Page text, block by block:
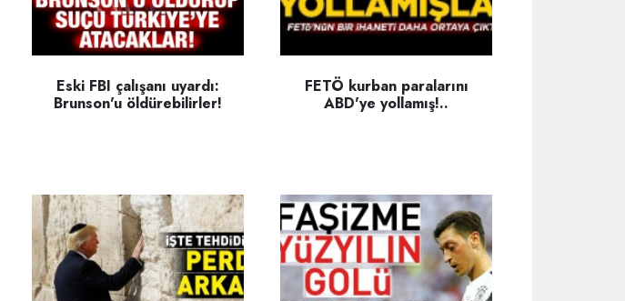
Eski FBI çalışanı uyardı:
Brunson'u öldürebilirler!
FETÖ kurban paralarını
ABD'ye yollamış!..